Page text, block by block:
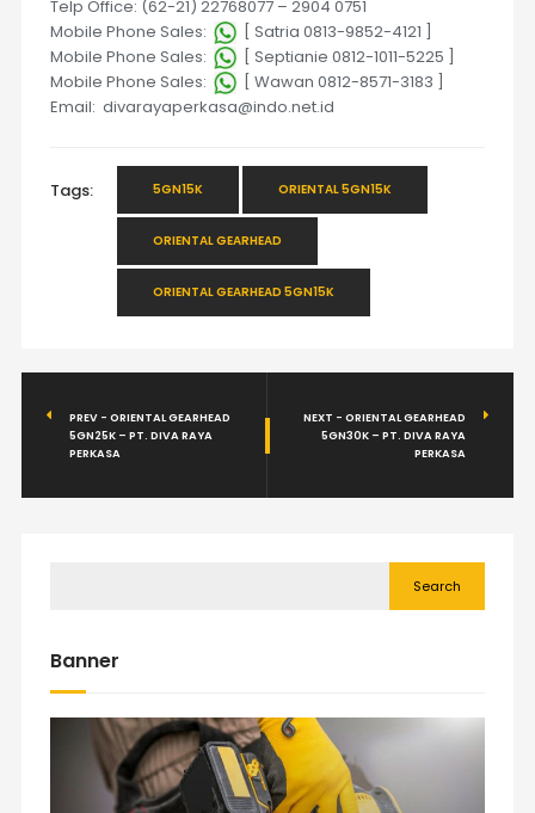
Telp Office: (62-21) 22768077 – 2904 0751
Mobile Phone Sales:
[ Satria 0813-9852-4121 ]
Mobile Phone Sales:
[ Septianie 0812-1011-5225 ]
Mobile Phone Sales:
[ Wawan 0812-8571-3183 ]
Email: divarayaperkasa@indo.net.id
Tags: 5GN15K ORIENTAL 5GN15K
ORIENTAL GEARHEAD
ORIENTAL GEARHEAD 5GN15K
PREV - ORIENTAL GEARHEAD
5GN25K – PT. DIVA RAYA
PERKASA
NEXT - ORIENTAL GEARHEAD
5GN30K – PT. DIVA RAYA
PERKASA
Search
Banner